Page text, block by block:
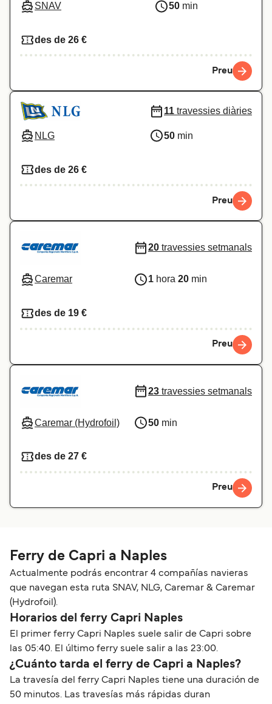
SNAV 50 min
des de 26 €
Preu
NLG
11 travessies diàries
50 min
des de 26 €
Preu
Caremar
20 travessies setmanals
1 hora 20 min
des de 19 €
Preu
Caremar (Hydrofoil)
23 travessies setmanals
50 min
des de 27 €
Preu
Ferry de Capri a Naples
Actualmente podrás encontrar 4 compañías navieras
que navegan esta ruta SNAV, NLG, Caremar & Caremar
(Hydrofoil).
Horarios del ferry Capri Naples
El primer ferry Capri Naples suele salir de Capri sobre
las 05:40. El último ferry suele salir a las 23:00.
¿Cuánto tarda el ferry de Capri a Naples?
La travesía del ferry Capri Naples tiene una duración de
50 minutos. Las travesías más rápidas duran